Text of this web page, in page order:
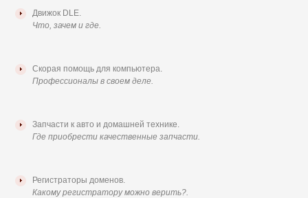
Движок DLE.
Что, зачем и где.
Скорая помощь для компьютера.
Профессионалы в своем деле.
Запчасти к авто и домашней технике.
Где приобрести качественные запчасти.
Регистраторы доменов.
Какому регистратору можно верить?.